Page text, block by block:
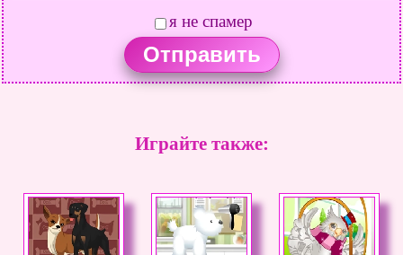
я не спамер
Играйте также: